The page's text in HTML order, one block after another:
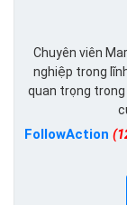
Chuyên viên
nghiệp trong
quan trọng
FollowAction